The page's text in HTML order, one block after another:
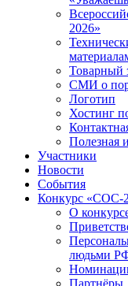
2026»
СМИ о
Логотип
Хостинг
Полезная
Участники
Новости
События
Конкурс «СОС-
О
людьми
Партнёры